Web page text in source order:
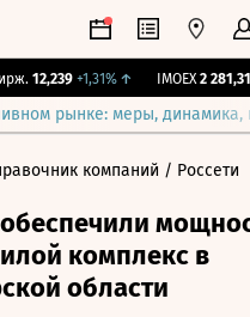
12,239 +1,31% ↑ IMOEX 2 281,31 -
рынке: меры, динамика,
компаний / Россети
комплекс в
области